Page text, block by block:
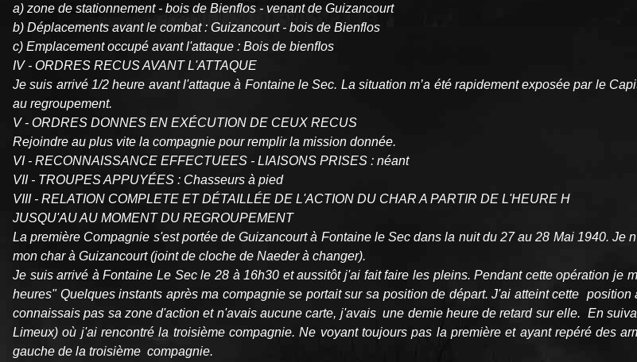
a) zone de stationnement - bois de Bienflos - venant de Guizancourt
b) Déplacements avant le combat : Guizancourt - bois de Bienflos
c) Emplacement occupé avant l'attaque : Bois de bienfIos
IV - ORDRES RECUS AVANT L'ATTAQUE
Je suis arrivé 1/2 heure avant l'attaque à Fontaine le Sec. La situation m’a été rapidement exposée par le
au regroupement.
V - ORDRES DONNES EN EXÉCUTION DE CEUX RECUS
Rejoindre au plus vite la compagnie pour remplir la mission donnée.
VI - RECONNAISSANCE EFFECTUEES - LIAISONS PRISES : néant
VII - TROUPES APPUYÉES : Chasseurs à pied
VIII - RELATION COMPLETE ET DÉTAILLÉE DE L'ACTION DU CHAR A PARTIR DE L'HEURE H
JUSQU'AU AU MOMENT DU REGROUPEMENT
La première Compagnie s'est portée de Guizancourt à Fontaine le Sec dans la nuit du 27 au 28 Mai 1940.
mon char à Guizancourt (joint de cloche de Naeder à changer).
Je suis arrivé à Fontaine Le Sec le 28 à 16h30 et aussitôt j'ai fait faire les pleins. Pendant cette opération
heures" Quelques instants après ma compagnie se portait sur sa position de départ. J'ai atteint cette
connaissais pas sa zone d'action et n'avais aucune carte, j'avais une demie heure de retard sur elle. En
Limeux) où j'ai rencontré la troisième compagnie. Ne voyant toujours pas la première et ayant repéré des
gauche de la troisième compagnie.